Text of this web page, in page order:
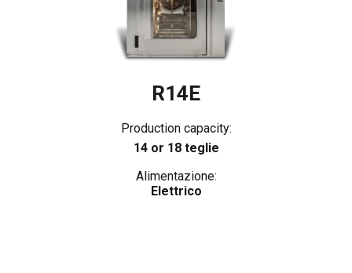
R14E
Production capacity:
14 or 18 teglie
Alimentazione:
Elettrico